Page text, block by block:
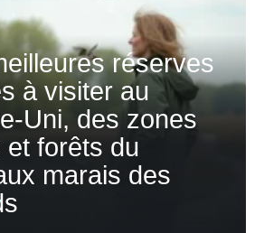
réserves
à visiter au
Uni, des zones
et forêts du
marais des